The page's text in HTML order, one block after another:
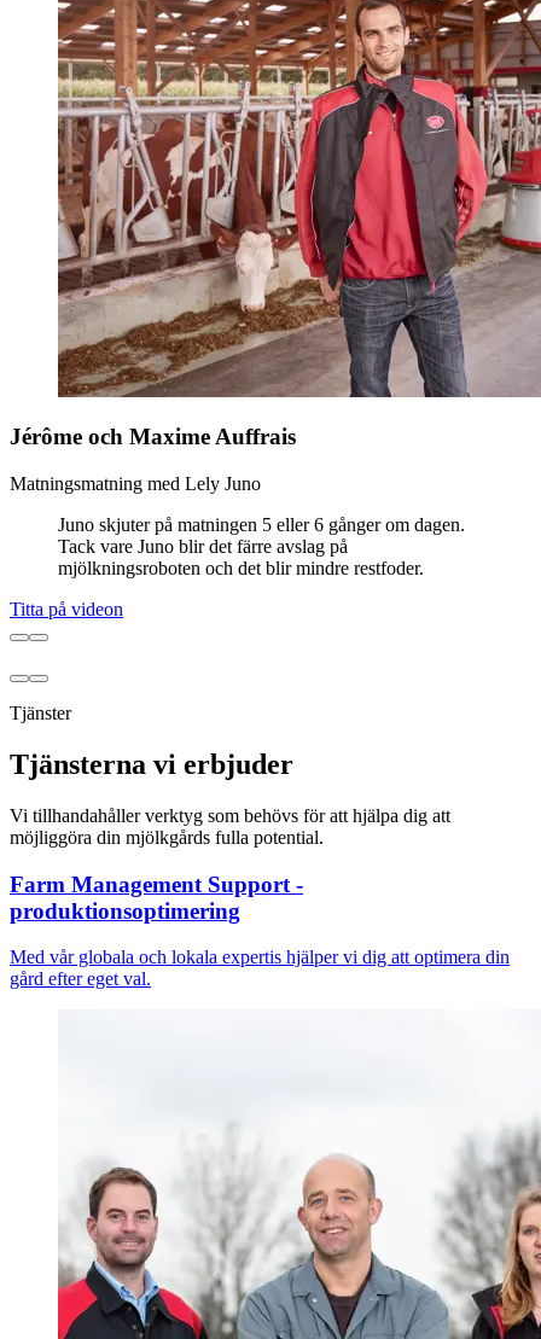
Jérôme och Maxime Auffrais
Matningsmatning med Lely Juno
Juno skjuter på matningen 5 eller 6 gånger om dagen.
Tack vare Juno blir det färre avslag på
mjölkningsroboten och det blir mindre restfoder.
Titta på videon
Tjänster
Tjänsterna vi erbjuder
Vi tillhandahåller verktyg som behövs för att hjälpa dig att
möjliggöra din mjölkgårds fulla potential.
Farm Management Support -
produktionsoptimering
Med vår globala och lokala expertis hjälper vi dig att optimera din
gård efter eget val.